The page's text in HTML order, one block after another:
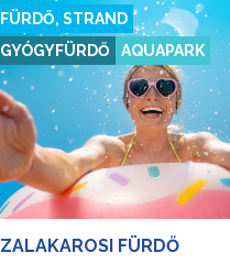
FÜRDŐ, STRAND
GYÓGYFÜRDŐ
AQUAPARK
ZALAKAROSI FÜRDŐ